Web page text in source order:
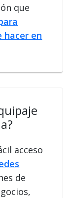
que
hacer en
acceso
de